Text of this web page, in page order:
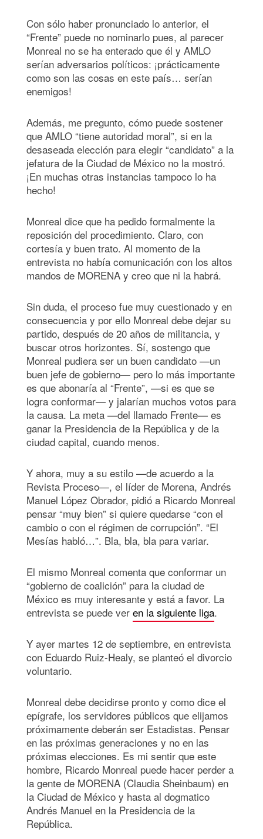
Con sólo haber pronunciado lo anterior, el
“Frente” puede no nominarlo pues, al parecer
Monreal no se ha enterado que él y AMLO
serían adversarios políticos: ¡prácticamente
como son las cosas en este país… serían
enemigos!
Además, me pregunto, cómo puede sostener
que AMLO “tiene autoridad moral”, si en la
desaseada elección para elegir “candidato” a la
jefatura de la Ciudad de México no la mostró.
¡En muchas otras instancias tampoco lo ha
hecho!
Monreal dice que ha pedido formalmente la
reposición del procedimiento. Claro, con
cortesía y buen trato. Al momento de la
entrevista no había comunicación con los altos
mandos de MORENA y creo que ni la habrá.
Sin duda, el proceso fue muy cuestionado y en
consecuencia y por ello Monreal debe dejar su
partido, después de 20 años de militancia, y
buscar otros horizontes. Sí, sostengo que
Monreal pudiera ser un buen candidato —un
buen jefe de gobierno— pero lo más importante
es que abonaría al “Frente”, —si es que se
logra conformar— y jalarían muchos votos para
la causa. La meta —del llamado Frente— es
ganar la Presidencia de la República y de la
ciudad capital, cuando menos.
Y ahora, muy a su estilo —de acuerdo a la
Revista Proceso—, el líder de Morena, Andrés
Manuel López Obrador, pidió a Ricardo Monreal
pensar “muy bien” si quiere quedarse “con el
cambio o con el régimen de corrupción”. “El
Mesías habló…”. Bla, bla, bla para variar.
El mismo Monreal comenta que conformar un
“gobierno de coalición” para la ciudad de
México es muy interesante y está a favor. La
entrevista se puede ver en la siguiente liga.
Y ayer martes 12 de septiembre, en entrevista
con Eduardo Ruiz-Healy, se planteó el divorcio
voluntario.
Monreal debe decidirse pronto y como dice el
epígrafe, los servidores públicos que elijamos
próximamente deberán ser Estadistas. Pensar
en las próximas generaciones y no en las
próximas elecciones. Es mi sentir que este
hombre, Ricardo Monreal puede hacer perder a
la gente de MORENA (Claudia Sheinbaum) en
la Ciudad de México y hasta al dogmatico
Andrés Manuel en la Presidencia de la
República.